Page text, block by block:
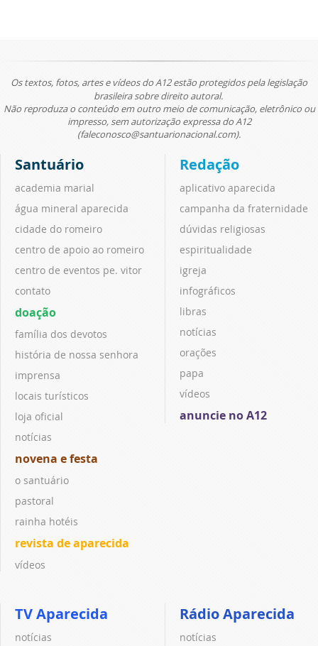
Os textos, fotos, artes e vídeos do A12 estão protegidos pela legislação
brasileira sobre direito autoral.
Não reproduza o conteúdo em outro meio de comunicação, eletrônico ou
impresso, sem autorização expressa do A12
(faleconosco@santuarionacional.com).
Santuário
academia marial
água mineral aparecida
cidade do romeiro
centro de apoio ao romeiro
centro de eventos pe. vitor
contato
doação
família dos devotos
história de nossa senhora
imprensa
locais turísticos
loja oficial
notícias
novena e festa
o santuário
pastoral
rainha hotéis
revista de aparecida
vídeos
Redação
aplicativo aparecida
campanha da fraternidade
dúvidas religiosas
espiritualidade
igreja
infográficos
libras
notícias
orações
papa
vídeos
anuncie no A12
TV Aparecida
notícias
Rádio Aparecida
notícias